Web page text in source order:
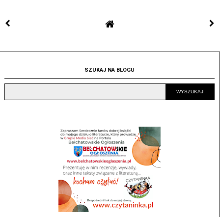
SZUKAJ NA BLOGU